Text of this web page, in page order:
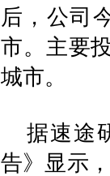
后，公司
市。主要
城市。
据速途
告》显示